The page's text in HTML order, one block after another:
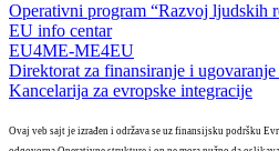
Operativni program “Razvoj ljudskih
EU info centar
EU4ME-ME4EU
Direktorat za finansiranje i
Kancelarija za evropske integracije
Ovaj veb sajt je izrađen i održava se uz finansijsku podršku